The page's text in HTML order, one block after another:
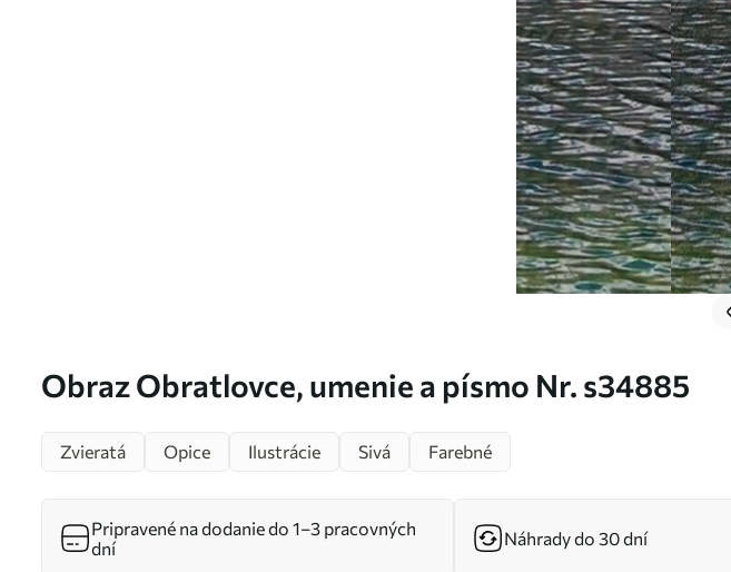
Obraz Obratlovce, umenie a písmo Nr. s34885
Zvieratá
Opice Ilustrácie Sivá Farebné
Pripravené na dodanie do 1–3 pracovných
dní
Náhrady do 30 dní